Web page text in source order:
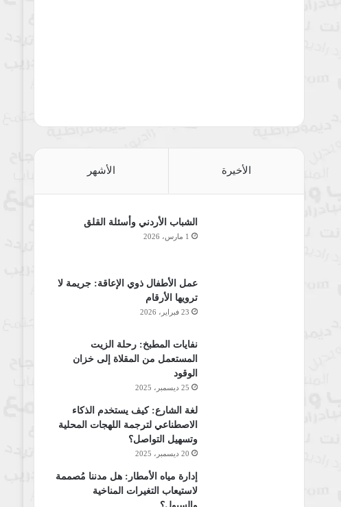
الأخيرة الأشهر
الشباب الأردني وأسئلة القلق
1 مارس، 2026
عمل الأطفال ذوي الإعاقة: جريمة لا
ترويها الأرقام
23 فبراير، 2026
نفايات المطبخ: رحلة الزيت
المستعمل من المقلاة إلى خزان
الوقود
25 ديسمبر، 2025
لغة الشارع: كيف يستخدم الذكاء
الاصطناعي لترجمة اللهجات المحلية
وتسهيل التواصل؟
20 ديسمبر، 2025
إدارة مياه الأمطار: هل مدننا مُصممة
لاستيعاب التغيرات المناخية